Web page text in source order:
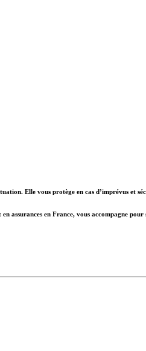
Elle vous protège en cas d’imprévus et
assurances en France, vous accompagne pour